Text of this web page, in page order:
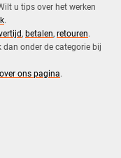
u tips over het werken
.
, betalen, retouren.​
onder de categorie bij
over ons pagina.